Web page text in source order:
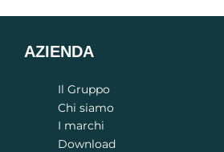
AZIENDA
Il Gruppo
Chi siamo
I marchi
Download